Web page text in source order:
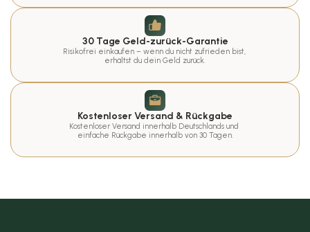
30 Tage Geld-zurück-Garantie
Risikofrei einkaufen – wenn du nicht zufrieden bist,
erhältst du dein Geld zurück.
Kostenloser Versand & Rückgabe
Kostenloser Versand innerhalb Deutschlands und
einfache Rückgabe innerhalb von 30 Tagen.